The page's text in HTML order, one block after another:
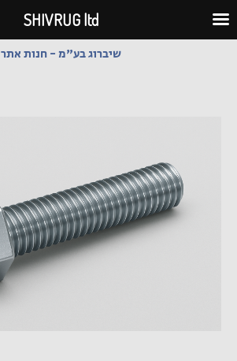
לתוכן
שיברוג בע"מ - חנות אתר
SHIVRUG ltd